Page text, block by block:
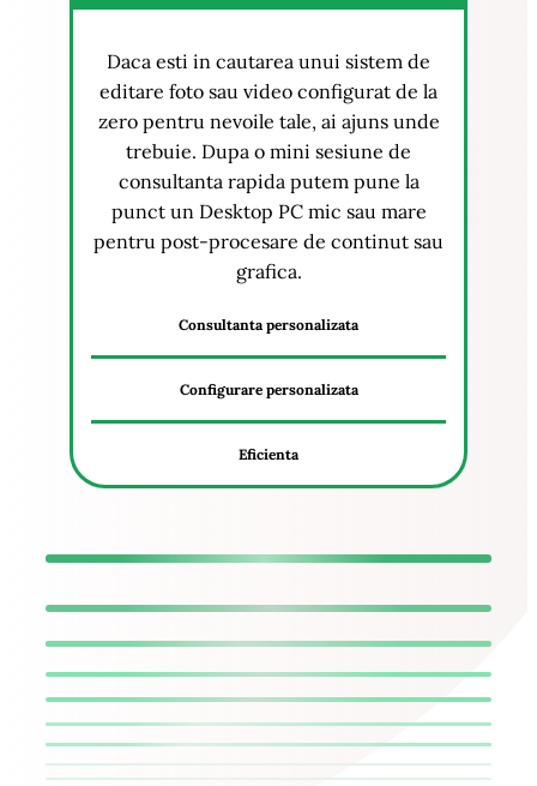
Daca esti in cautarea unui sistem de
editare foto sau video configurat de la
zero pentru nevoile tale, ai ajuns unde
trebuie. Dupa o mini sesiune de
consultanta rapida putem pune la
punct un Desktop PC mic sau mare
pentru post-procesare de continut sau
grafica.
Consultanta personalizata
Configurare personalizata
Eficienta